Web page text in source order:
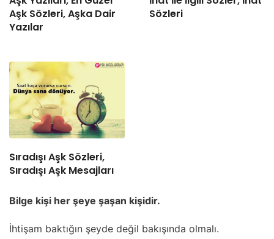
Aşk Sözleri, Aşka Dair
Yazılar
Sözleri
Sıradışı Aşk Sözleri,
Sıradışı Aşk Mesajları
Bilge kişi her şeye şaşan kişidir.
İhtişam baktığın şeyde değil bakışında olmalı.